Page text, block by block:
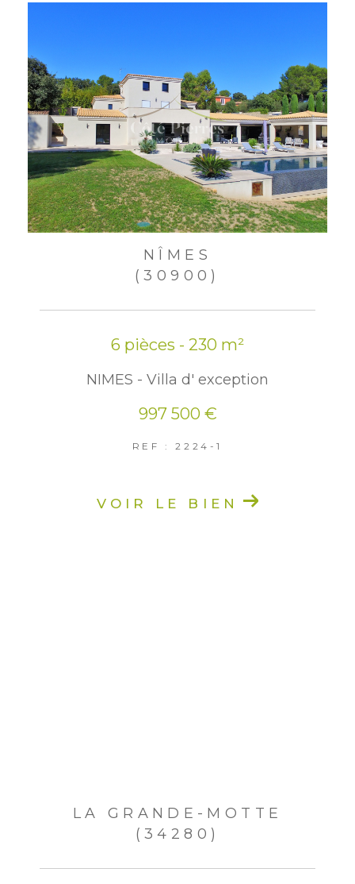
NÎMES
(30900)
6 pièces - 230 m²
NIMES - Villa d' exception
997 500 €
REF : 2224-1
VOIR LE BIEN
LA GRANDE-MOTTE
(34280)